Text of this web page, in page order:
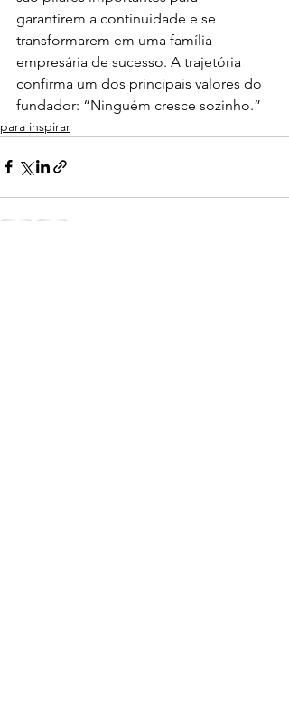
garantirem a continuidade e se
transformarem em uma família
empresária de sucesso. A trajetória
confirma um dos principais valores do
fundador: “Ninguém cresce sozinho.”
para inspirar